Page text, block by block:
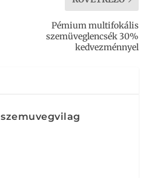
Pémium multifokális
szemüveglencsék 30%
kedvezménnyel
szemuvegvilag